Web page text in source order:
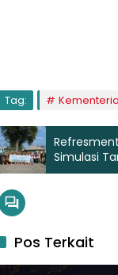
Tag:
Simulasi
Pos Terkait